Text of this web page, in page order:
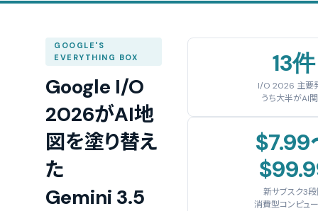
GOOGLE'S
EVERYTHING BOX
Google I/O
2026がAI地
図を塗り替え
た
Gemini 3.5
13件
I/O 2026 主要
うち大半がAI
$7.99
新サブスク3
消費型コンピュ